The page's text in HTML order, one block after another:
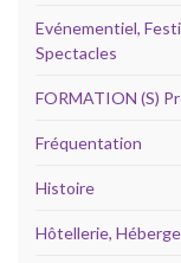
Evénementiel,
Spectacles
FORMATION (S)
Fréquentation
Histoire
Hôtellerie,